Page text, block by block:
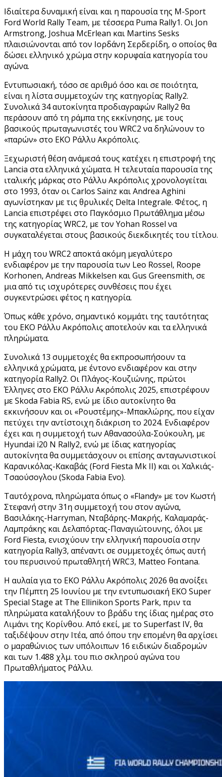
Ιδιαίτερα δυναμική είναι και η παρουσία της M-Sport
Ford World Rally Team, με τέσσερα Puma Rally1. Οι Jon
Armstrong, Joshua McErlean και Martins Sesks
πλαισιώνονται από τον Ιορδάνη Σερδερίδη, ο οποίος θα
δώσει ελληνικό χρώμα στην κορυφαία κατηγορία του
αγώνα.
Εντυπωσιακή, τόσο σε αριθμό όσο και σε ποιότητα,
είναι η λίστα συμμετοχών της κατηγορίας Rally2.
Συνολικά 34 αυτοκίνητα προδιαγραφών Rally2 θα
περάσουν από τη ράμπα της εκκίνησης, με τους
βασικούς πρωταγωνιστές του WRC2 να δηλώνουν το
«παρών» στο EKO Ράλλυ Ακρόπολις.
Ξεχωριστή θέση ανάμεσά τους κατέχει η επιστροφή της
Lancia στα ελληνικά χώματα. Η τελευταία παρουσία της
ιταλικής μάρκας στο Ράλλυ Ακρόπολις χρονολογείται
στο 1993, όταν οι Carlos Sainz και Andrea Aghini
αγωνίστηκαν με τις θρυλικές Delta Integrale. Φέτος, η
Lancia επιστρέφει στο Παγκόσμιο Πρωτάθλημα μέσω
της κατηγορίας WRC2, με τον Yohan Rossel να
συγκαταλέγεται στους βασικούς διεκδικητές του τίτλου.
Η μάχη του WRC2 αποκτά ακόμη μεγαλύτερο
ενδιαφέρον με την παρουσία των Leo Rossel, Roope
Korhonen, Andreas Mikkelsen και Gus Greensmith, σε
μια από τις ισχυρότερες συνθέσεις που έχει
συγκεντρώσει φέτος η κατηγορία.
Όπως κάθε χρόνο, σημαντικό κομμάτι της ταυτότητας
του EKO Ράλλυ Ακρόπολις αποτελούν και τα ελληνικά
πληρώματα.
Συνολικά 13 συμμετοχές θα εκπροσωπήσουν τα
ελληνικά χρώματα, με έντονο ενδιαφέρον και στην
κατηγορία Rally2. Οι Πλάγος-Κουζιώνης, πρώτοι
Έλληνες στο EKO Ράλλυ Ακρόπολις 2025, επιστρέφουν
με Skoda Fabia RS, ενώ με ίδιο αυτοκίνητο θα
εκκινήσουν και οι «Ρουστέμης»-Μπακλώρης, που είχαν
πετύχει την αντίστοιχη διάκριση το 2024. Ενδιαφέρον
έχει και η συμμετοχή των Αθανασούλα-Σούκουλη, με
Hyundai i20 N Rally2, ενώ με ίδιας κατηγορίας
αυτοκίνητα θα συμμετάσχουν οι επίσης ανταγωνιστικοί
Καρανικόλας-Κακαβάς (Ford Fiesta Mk II) και οι Χαλκιάς-
Τσαούσογλου (Skoda Fabia Evo).
Ταυτόχρονα, πληρώματα όπως ο «Flandy» με τον Κωστή
Στεφανή στην 31η συμμετοχή του στον αγώνα,
Βασιλάκης-Harryman, Νταβάρης-Μακρής, Καλαμαράς-
Λαμπράκης και Δελαπόρτας-Παναγιώτουνης, όλοι με
Ford Fiesta, ενισχύουν την ελληνική παρουσία στην
κατηγορία Rally3, απέναντι σε συμμετοχές όπως αυτή
του περυσινού πρωταθλητή WRC3, Matteo Fontana.
Η αυλαία για το EKO Ράλλυ Ακρόπολις 2026 θα ανοίξει
την Πέμπτη 25 Ιουνίου με την εντυπωσιακή ΕΚΟ Super
Special Stage at The Ellinikon Sports Park, πριν τα
πληρώματα καταλήξουν το βράδυ της ίδιας ημέρας στο
Λιμάνι της Κορίνθου. Από εκεί, με το Superfast IV, θα
ταξιδέψουν στην Ιτέα, από όπου την επομένη θα αρχίσει
ο μαραθώνιος των υπόλοιπων 16 ειδικών διαδρομών
και των 1.488 χλμ. του πιο σκληρού αγώνα του
Πρωταθλήματος Ράλλυ.